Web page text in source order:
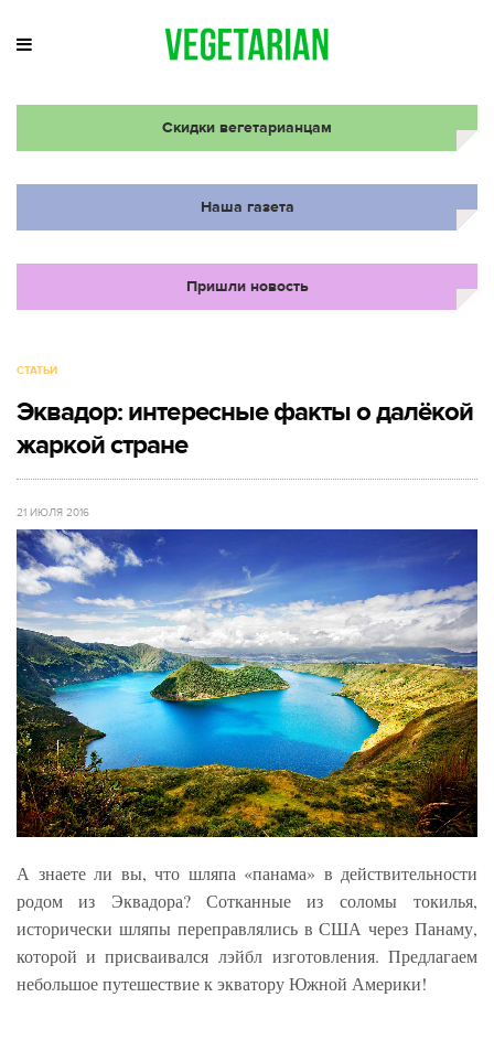
Скидки вегетарианцам
Наша газета
Пришли новость
СТАТЬИ
Эквадор: интересные факты о далёкой
жаркой стране
21 ИЮЛЯ 2016
А знаете ли вы, что шляпа «панама» в действительности
родом из Эквадора? Сотканные из соломы токилья,
исторически шляпы переправлялись в США через Панаму,
которой и присваивался лэйбл изготовления. Предлагаем
небольшое путешествие к экватору Южной Америки!